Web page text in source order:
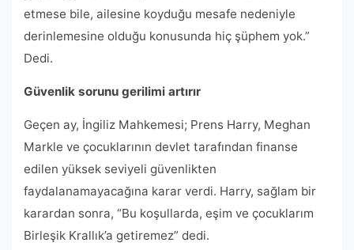
etmese bile, ailesine koyduğu mesafe nedeniyle
derinlemesine olduğu konusunda hiç şüphem yok.”
Dedi.
Güvenlik sorunu gerilimi artırır
Geçen ay, İngiliz Mahkemesi; Prens Harry, Meghan
Markle ve çocuklarının devlet tarafından finanse
edilen yüksek seviyeli güvenlikten
faydalanamayacağına karar verdi. Harry, sağlam bir
karardan sonra, “Bu koşullarda, eşim ve çocuklarım
Birleşik Krallık’a getiremez” dedi.